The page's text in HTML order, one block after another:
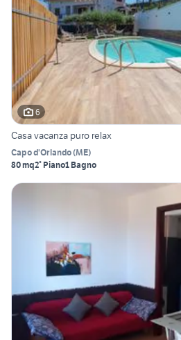
6
Casa vacanza puro relax
Capo d'Orlando(ME)
80 mq2° Piano1 Bagno